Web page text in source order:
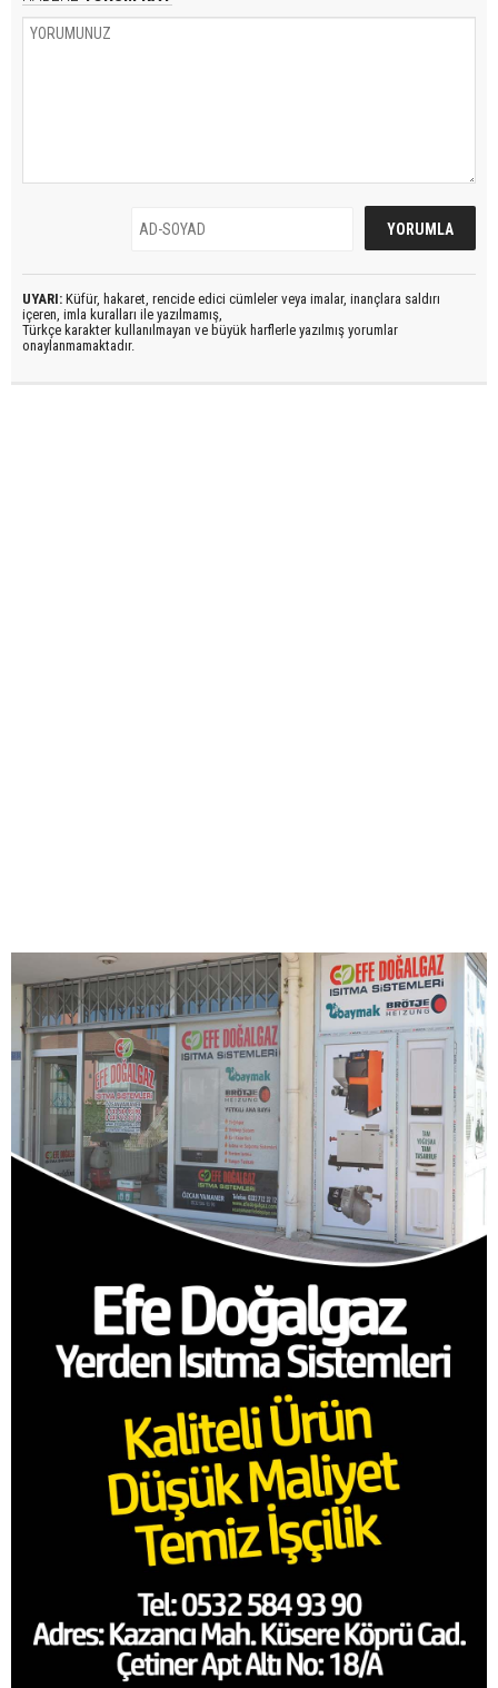
UYARI: Küfür, hakaret, rencide edici cümleler veya imalar, inançlara saldırı
içeren, imla kuralları ile yazılmamış,
Türkçe karakter kullanılmayan ve büyük harflerle yazılmış yorumlar
onaylanmamaktadır.